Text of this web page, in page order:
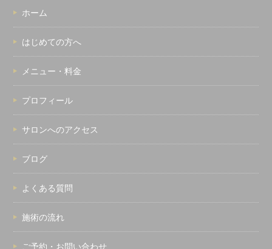
ホーム
はじめての方へ
メニュー・料金
プロフィール
サロンへのアクセス
ブログ
よくある質問
施術の流れ
ご予約・お問い合わせ